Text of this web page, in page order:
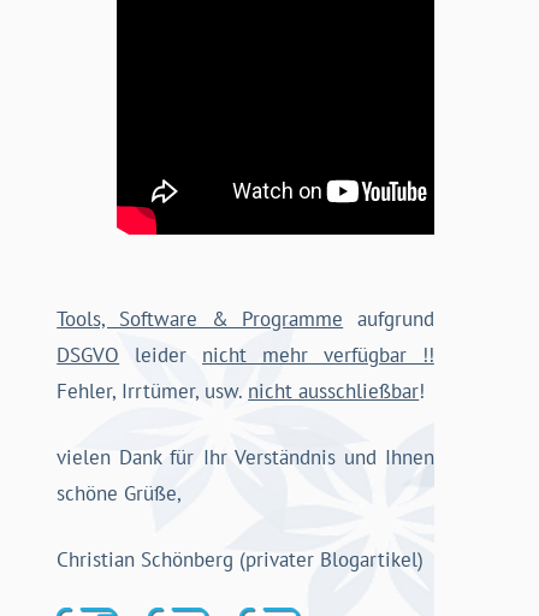
Tools, Software & Programme aufgrund
DSGVO leider nicht mehr verfügbar !!
Fehler, Irrtümer, usw. nicht ausschließbar!
vielen Dank für Ihr Verständnis und Ihnen
schöne Grüße,
Christian Schönberg (privater Blogartikel)